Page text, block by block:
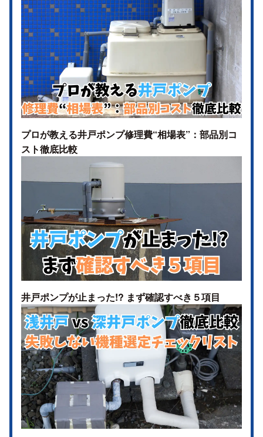
プロが教える井戸ポンプ修理費“相場表”：部品別コ
スト徹底比較
井戸ポンプが止まった!? まず確認すべき５項目